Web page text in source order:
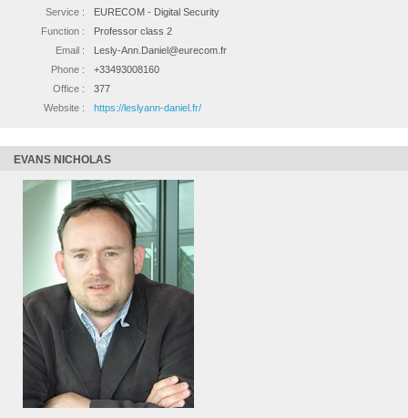
Service :
EURECOM - Digital Security
Function :
Professor class 2
Email :
Lesly-Ann.Daniel@eurecom.fr
Phone :
+33493008160
Office :
377
Website :
https://leslyann-daniel.fr/
EVANS NICHOLAS